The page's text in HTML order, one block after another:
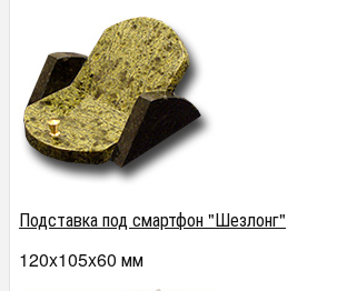
Подставка под смартфон "Шезлонг"
120x105x60 мм